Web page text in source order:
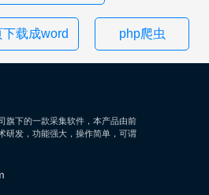
下载成word php爬虫
旗下的一款采集软件，本产品由前
研发，功能强大，操作简单，可谓